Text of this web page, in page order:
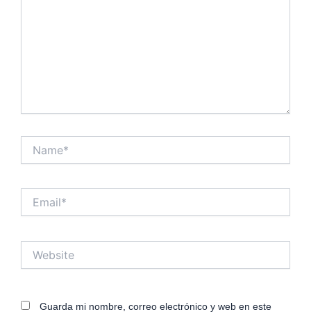
Guarda mi nombre, correo electrónico y web en este